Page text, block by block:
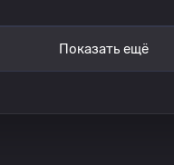
Показать ещё